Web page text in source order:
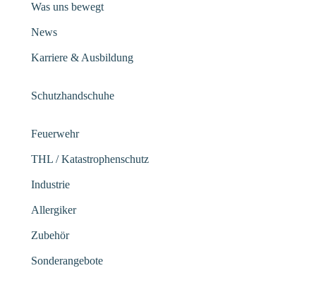
Was uns bewegt
News
Karriere & Ausbildung
Schutzhandschuhe
Feuerwehr
THL / Katastrophenschutz
Industrie
Allergiker
Zubehör
Sonderangebote